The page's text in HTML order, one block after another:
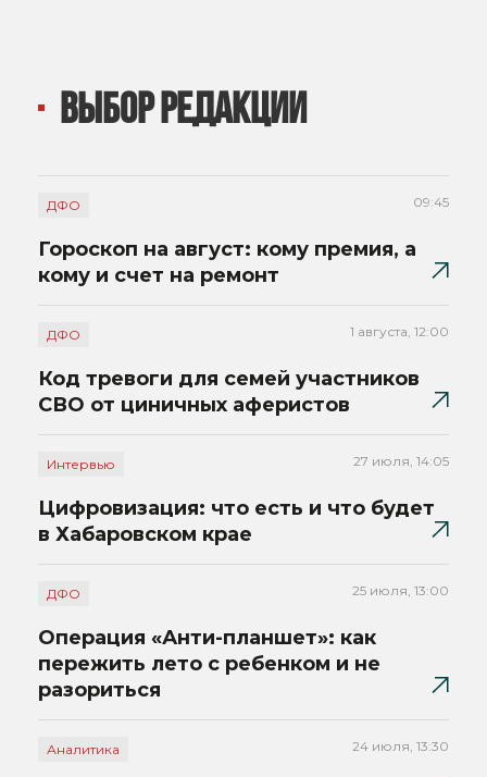
ВЫБОР РЕДАКЦИИ
ДФО 09:45
Гороскоп на август: кому премия, а
кому и счет на ремонт
ДФО 1 августа, 12:00
Код тревоги для семей участников
СВО от циничных аферистов
Интервью 27 июля, 14:05
Цифровизация: что есть и что будет
в Хабаровском крае
ДФО 25 июля, 13:00
Операция «Анти-планшет»: как
пережить лето с ребенком и не
разориться
Аналитика 24 июля, 13:30